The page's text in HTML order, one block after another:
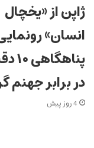
ژاپن از «یخچال
انسان»
در برابر جهنم
4 روز پیش